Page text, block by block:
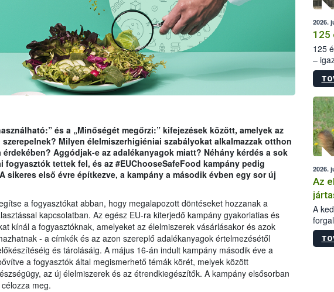
és a „Minőségét megőrzi:” kifejezések között, amelyek az
Milyen élelmiszerhigiéniai szabályokat alkalmazzak otthon
Aggódjak-e az adalékanyagok miatt? Néhány kérdés a sok
fogyasztók tettek fel, és az #EUChooseSafeFood kampány pedig
sikeres első évre építkezve, a kampány a második évben egy sor új
a fogyasztókat abban, hogy megalapozott döntéseket hozzanak a
kapcsolatban. Az egész EU-ra kiterjedő kampány gyakorlatias és
kínál a fogyasztóknak, amelyeket az élelmiszerek vásárlásakor és azok
- a címkék és az azon szereplő adalékanyagok értelmezésétől
és tárolásáig. A május 16-án indult kampány második éve a
a fogyasztók által megismerhető témák körét, melyek között
az új élelmiszerek és az étrendkiegészítők. A kampány elsősorban
meg.
2026.
125
125
–
15.
2026.
Az
A